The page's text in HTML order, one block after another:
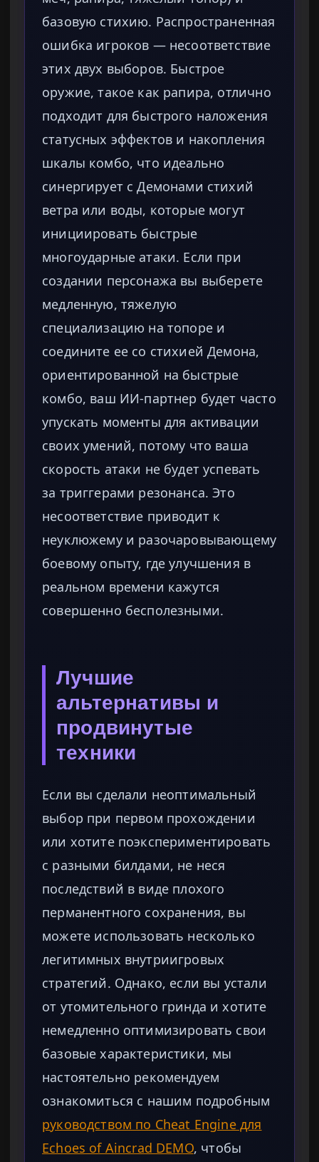
базовую стихию. Распространенная
ошибка игроков — несоответствие
этих двух выборов. Быстрое
оружие, такое как рапира, отлично
подходит для быстрого наложения
статусных эффектов и накопления
шкалы комбо, что идеально
синергирует с Демонами стихий
ветра или воды, которые могут
инициировать быстрые
многоударные атаки. Если при
создании персонажа вы выберете
медленную, тяжелую
специализацию на топоре и
соедините ее со стихией Демона,
ориентированной на быстрые
комбо, ваш ИИ-партнер будет часто
упускать моменты для активации
своих умений, потому что ваша
скорость атаки не будет успевать
за триггерами резонанса. Это
несоответствие приводит к
неуклюжему и разочаровывающему
боевому опыту, где улучшения в
реальном времени кажутся
совершенно бесполезными.
Лучшие
альтернативы и
продвинутые
техники
Если вы сделали неоптимальный
выбор при первом прохождении
или хотите поэкспериментировать
с разными билдами, не неся
последствий в виде плохого
перманентного сохранения, вы
можете использовать несколько
легитимных внутриигровых
стратегий. Однако, если вы устали
от утомительного гринда и хотите
немедленно оптимизировать свои
базовые характеристики, мы
настоятельно рекомендуем
ознакомиться с нашим подробным
руководством по Cheat Engine для
Echoes of Aincrad DEMO, чтобы